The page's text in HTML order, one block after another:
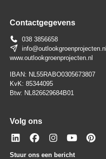
Contactgegevens
038 3856658
info@outlookgroenprojecten.nl
www.outlookgroenprojecten.nl
IBAN: NL55RABO0305673807
KvK: 85344095
Btw: NL826629684B01
Volg ons
Stuur ons een bericht